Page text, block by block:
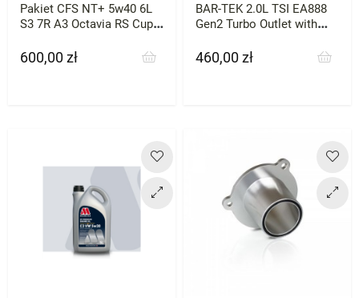
Pakiet CFS NT+ 5w40 6L
S3 7R A3 Octavia RS Cupra
Cena
600,00 zł
BAR-TEK 2.0L TSI EA888
Gen2 Turbo Outlet with
Cena
460,00 zł